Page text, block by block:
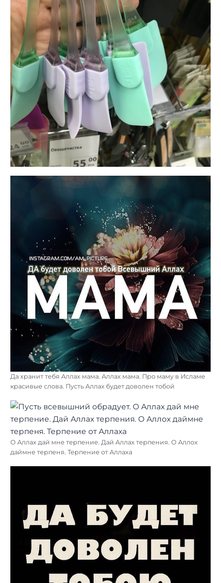
Да хранит тебя Аллах мама. Аллах мама. Про маму в Исламе
красивые слова. Пусть Аллах будет доволен тобой
О Аллах дай мне терпение. Дай Аллах терпения. О Аллох
даймне терпеня. Терпение от Аллаха